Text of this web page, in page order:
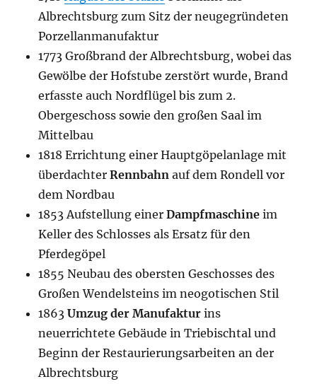
Albrechtsburg zum Sitz der neugegründeten
Porzellanmanufaktur
1773 Großbrand der Albrechtsburg, wobei das
Gewölbe der Hofstube zerstört wurde, Brand
erfasste auch Nordflügel bis zum 2.
Obergeschoss sowie den großen Saal im
Mittelbau
1818 Errichtung einer Hauptgöpelanlage mit
überdachterRennbahn auf dem Rondell vor
dem Nordbau
1853 Aufstellung einerDampfmaschine im
Keller des Schlosses als Ersatz für den
Pferdegöpel
1855 Neubau des obersten Geschosses des
Großen Wendelsteins im neogotischen Stil
1863Umzug der Manufaktur ins
neuerrichtete Gebäude in Triebischtal und
Beginn der Restaurierungsarbeiten an der
Albrechtsburg